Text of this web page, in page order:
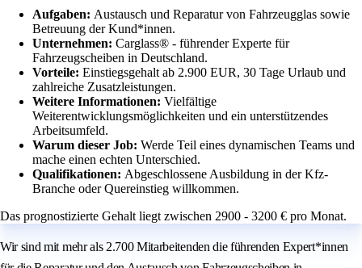
Aufgaben: Austausch und Reparatur von Fahrzeugglas sowie
Betreuung der Kund*innen.
Unternehmen: Carglass® - führender Experte für
Fahrzeugscheiben in Deutschland.
Vorteile: Einstiegsgehalt ab 2.900 EUR, 30 Tage Urlaub und
zahlreiche Zusatzleistungen.
Weitere Informationen: Vielfältige
Weiterentwicklungsmöglichkeiten und ein unterstützendes
Arbeitsumfeld.
Warum dieser Job: Werde Teil eines dynamischen Teams und
mache einen echten Unterschied.
Qualifikationen: Abgeschlossene Ausbildung in der Kfz-
Branche oder Quereinstieg willkommen.
Das prognostizierte Gehalt liegt zwischen 2900 - 3200 € pro Monat.
Wir sind mit mehr als 2.700 Mitarbeitenden die führenden Expert*innen